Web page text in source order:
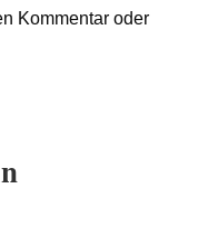
Kommentar oder